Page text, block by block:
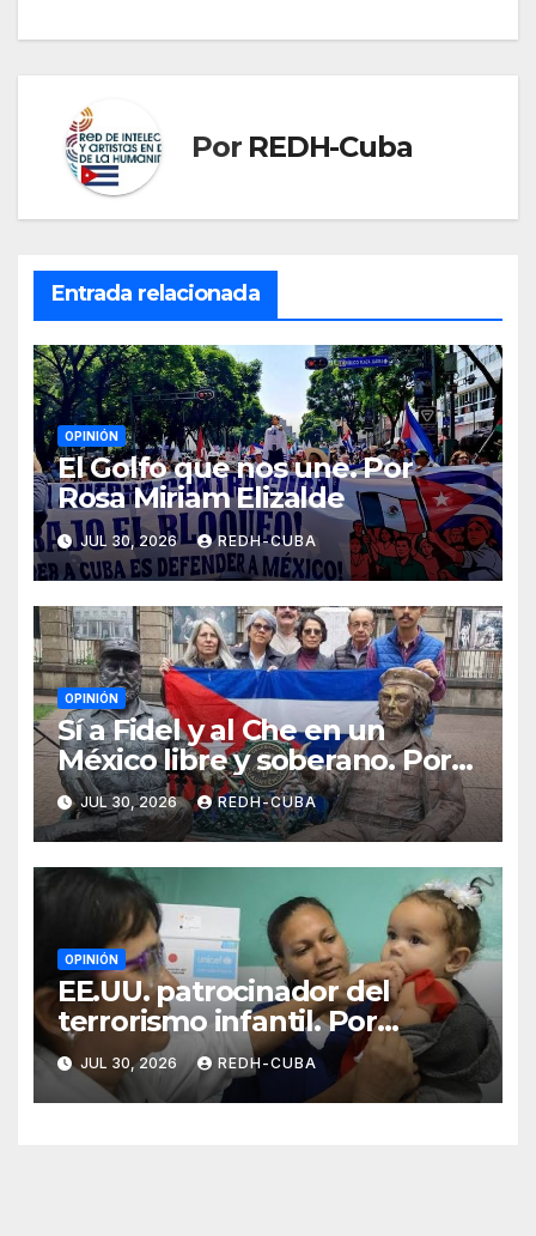
Por REDH-Cuba
Entrada relacionada
OPINIÓN
El Golfo que nos une. Por
Rosa Miriam Elizalde
JUL 30, 2026 REDH-CUBA
OPINIÓN
Sí a Fidel y al Che en un
México libre y soberano. Por
Luis Manuel Arce Issac
JUL 30, 2026 REDH-CUBA
OPINIÓN
EE.UU. patrocinador del
terrorismo infantil. Por
Ramón Pedregal Casanova
JUL 30, 2026 REDH-CUBA